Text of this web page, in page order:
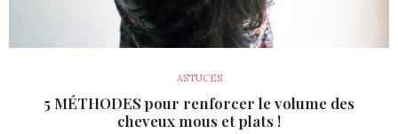
ASTUCES
5 MÉTHODES pour renforcer le volume des
cheveux mous et plats !